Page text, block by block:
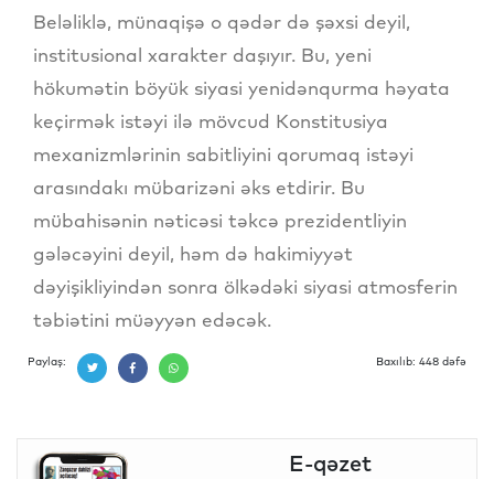
Beləliklə, münaqişə o qədər də şəxsi deyil,
institusional xarakter daşıyır. Bu, yeni
hökumətin böyük siyasi yenidənqurma həyata
keçirmək istəyi ilə mövcud Konstitusiya
mexanizmlərinin sabitliyini qorumaq istəyi
arasındakı mübarizəni əks etdirir. Bu
mübahisənin nəticəsi təkcə prezidentliyin
gələcəyini deyil, həm də hakimiyyət
dəyişikliyindən sonra ölkədəki siyasi atmosferin
təbiətini müəyyən edəcək.
Paylaş: Baxılıb: 448 dəfə
E-qəzet